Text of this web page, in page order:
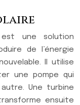
est une solution
de l’énergie
Il utilise
une pompe qui
Une turbine
ensuite